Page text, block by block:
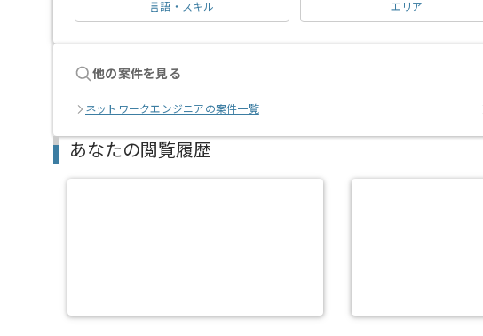
言語・スキル エリア
他の案件を見る
ネットワークエンジニアの案件一覧
あなたの閲覧履歴